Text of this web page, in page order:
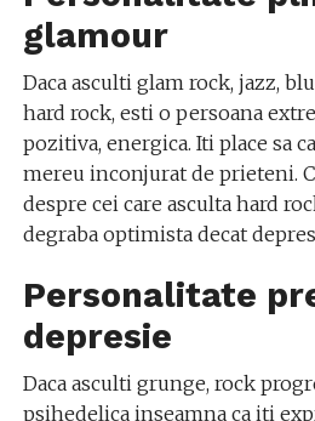
glamour
Daca asculti glam rock, jazz,
hard rock, esti o persoana
pozitiva, energica. Iti place sa
mereu inconjurat de prieteni.
despre cei care asculta hard
degraba optimista decat
Personalitate
depresie
Daca asculti grunge, rock
psihedelica inseamna ca iti